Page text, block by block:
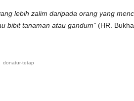
lebih zalim daripada orang yang
bibit tanaman atau gandum”(HR.
donatur-tetap